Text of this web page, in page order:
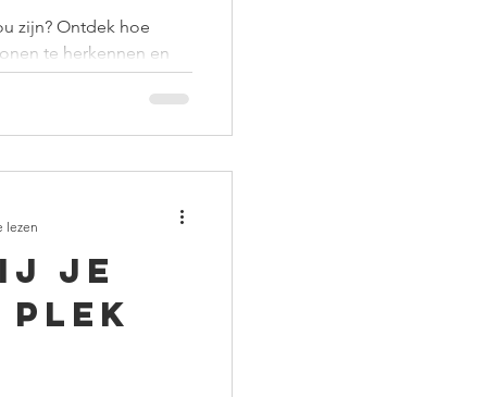
met
zijn? Ontdek hoe
te herkennen en
je
plek
lezen